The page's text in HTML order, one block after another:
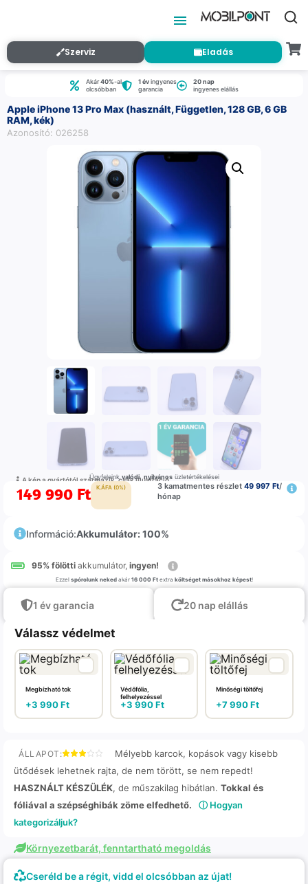
Szerviz Eladás
Akár40%-al
olcsóbban
1 évingyenes
garancia
20 nap
ingyenes elállás
Apple iPhone 13 Pro Max (használt, Független, 128 GB, 6 GB
RAM, kék)
Azonosító: 026258
A kép a gyártótól származik, csak illustráció
Ügyfeleinkvalódi,nyilvánosüzletértékelései
149 990 Ft K.ÁFA (0%) 3 kamatmentes részlet 49 997 Ft/
hónap
Információ:Akkumulátor: 100%
95% fölötti akkumulátor, ingyen!
Ezzel spórolunk nekedakár 16 000 Ftextra költséget másokhoz képest!
1 év garancia 20 nap elállás
Válassz védelmet
Megbízható tok
+3 990Ft
Védőfólia,
felhelyezéssel
+3 990Ft
Minőségi töltőfej
+7 990Ft
ÁLLAPOT:
Mélyebb karcok, kopások vagy kisebb
ütődések lehetnek rajta, de nem törött, se nem repedt!
HASZNÁLT KÉSZÜLÉK, de műszakilag hibátlan. Tokkal és
fóliával a szépséghibák zöme elfedhető.
ⓘ Hogyan
kategorizáljuk?
Környezetbarát, fenntartható megoldás
Cseréld be a régit, vidd el olcsóbban az újat!